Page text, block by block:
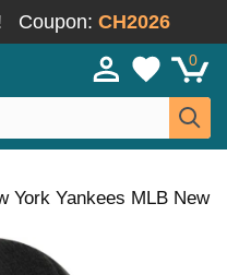
Coupon: CH2026
0
York Yankees MLB New